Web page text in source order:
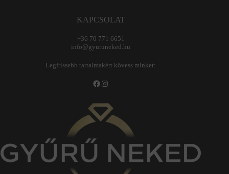
KAPCSOLAT
+36 70 771 6651
info@gyuruneked.hu
Legfrissebb tartalmakért kövess minket:
Facebook
Instagram